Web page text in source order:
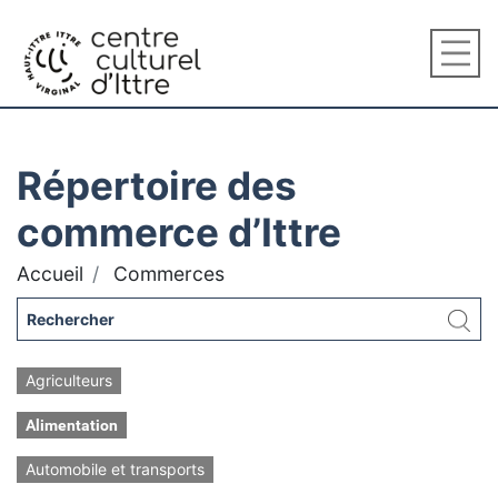
Répertoire des
commerce d’Ittre
Accueil Commerces
Agriculteurs
Alimentation
Automobile et transports